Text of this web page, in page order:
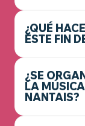
¿QUÉ
ESTE FIN
¿SE
LA MÚSICA
NANTAIS?